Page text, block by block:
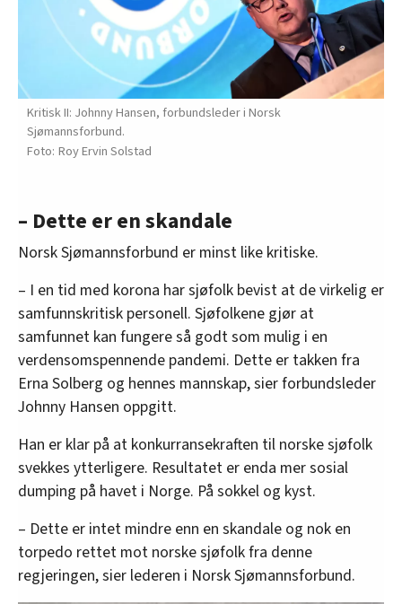
Kritisk II: Johnny Hansen, forbundsleder i Norsk
Sjømannsforbund.
Roy Ervin Solstad
– Dette er en skandale
Norsk Sjømannsforbund er minst like kritiske.
– I en tid med korona har sjøfolk bevist at de virkelig er
samfunnskritisk personell. Sjøfolkene gjør at
samfunnet kan fungere så godt som mulig i en
verdensomspennende pandemi. Dette er takken fra
Erna Solberg og hennes mannskap, sier forbundsleder
Johnny Hansen oppgitt.
Han er klar på at konkurransekraften til norske sjøfolk
svekkes ytterligere. Resultatet er enda mer sosial
dumping på havet i Norge. På sokkel og kyst.
– Dette er intet mindre enn en skandale og nok en
torpedo rettet mot norske sjøfolk fra denne
regjeringen, sier lederen i Norsk Sjømannsforbund.